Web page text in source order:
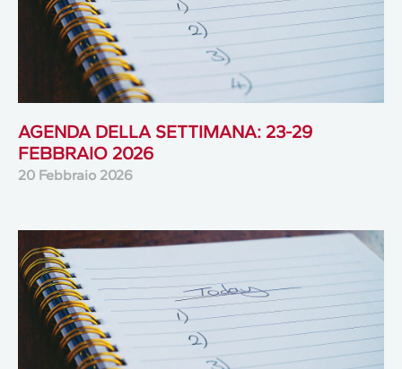
AGENDA DELLA SETTIMANA: 23-29
FEBBRAIO 2026
20 Febbraio 2026